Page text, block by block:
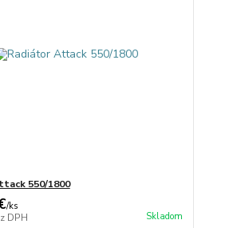
550/1800
/ks
DPH Skladom